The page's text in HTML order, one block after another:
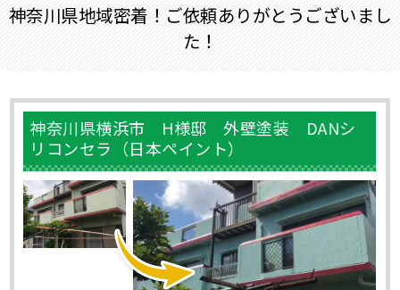
神奈川県地域密着！ご依頼ありがとうございまし
た！
神奈川県横浜市 H様邸 外壁塗装 DANシ
リコンセラ（日本ペイント）